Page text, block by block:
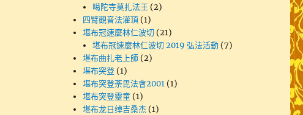
噶陀寺莫扎法王 (2)
四臂觀音法灌頂 (1)
堪布冠速麼林仁波切 (21)
堪布冠速麼林仁波切 2019 弘法活動 (7)
堪布曲扎老上師 (2)
堪布突登 (1)
堪布突登荼毘法會2001 (1)
堪布突登靈童 (1)
堪布龙日绰吉桑杰 (1)